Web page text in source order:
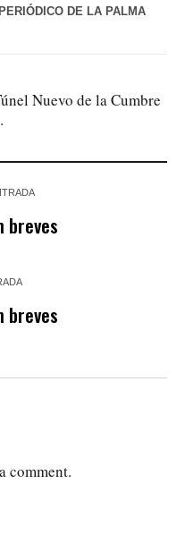
DE LA PALMA
Nuevo de la Cumbre
breves
breves
comment.